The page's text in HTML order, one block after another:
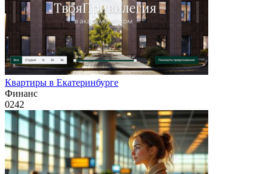
Квартиры в Екатеринбурге
Финанс
0242